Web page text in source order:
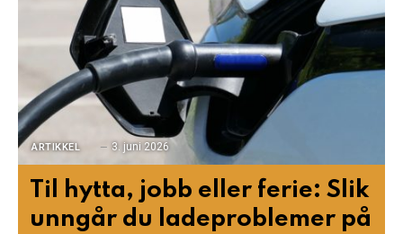
ARTIKKEL 3. juni 2026
Til hytta, jobb eller ferie: Slik
unngår du ladeproblemer på